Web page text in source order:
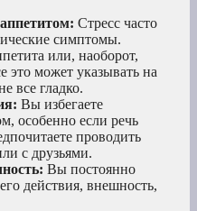
Стресс часто
симптомы.
или, наоборот,
это может указывать на
все гладко.
Вы избегаете
особенно если речь
проводить
с друзьями.
Вы постоянно
действия, внешность,